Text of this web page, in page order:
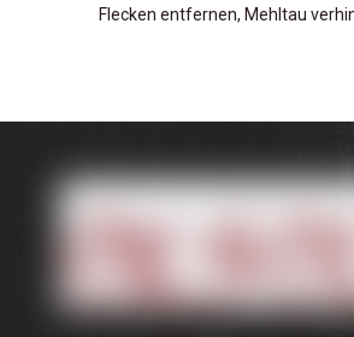
Flecken entfernen, Mehltau
feuchten Klimazonen können
Außenraum länger einladend